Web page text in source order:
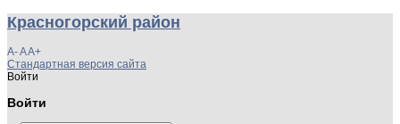
Красногорский район
A-AA+
Стандартная версия сайта
Войти
Войти